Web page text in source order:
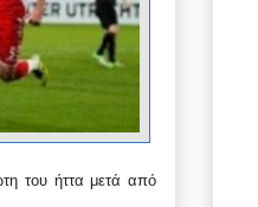
του ήττα μετά από